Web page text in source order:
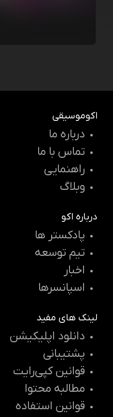
اکوموسیقی
درباره ما
تماس با ما
راهنمایی
وبلاگ
درباره اکو
پادکستر ها
تیم توسعه
اخبار
اسپانسرها
لینک های مفید
دانلود اپلیکیشن
پشتیبانی
قوانین کپی‌رایت
مطالبه محتوا
قوانین استفاده